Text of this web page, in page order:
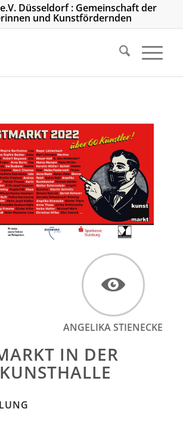
e.V. Düsseldorf : Gemeinschaft der
und Kunstfördernden
ANGELIKA STIENECKE
IN DER